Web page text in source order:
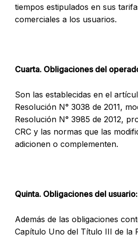
tiempos estipulados en sus
comerciales a los usuarios.
Cuarta. Obligaciones del
Son las establecidas en el
Resolución N° 3038 de 2011,
Resolución N° 3985 de 2012,
CRC y las normas que las
adicionen o complementen.
Quinta. Obligaciones del usuario:
Además de las obligaciones
Capítulo Uno del Título III de la